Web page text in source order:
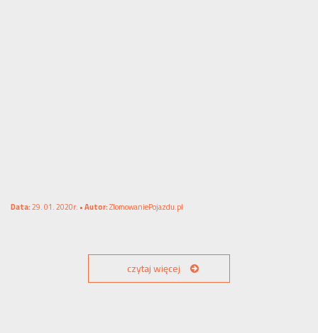
Data:29. 01. 2020r. •Autor:ZlomowaniePojazdu.pl
czytaj więcej